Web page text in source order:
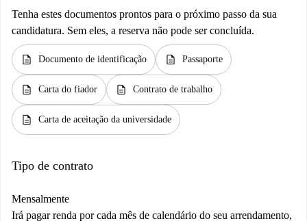
Tenha estes documentos prontos para o próximo passo da sua
candidatura. Sem eles, a reserva não pode ser concluída.
description Documento de identificação description Passaporte
description Carta do fiador description Contrato de trabalho
description Carta de aceitação da universidade
Tipo de contrato
Mensalmente
Irá pagar renda por cada mês de calendário do seu arrendamento,